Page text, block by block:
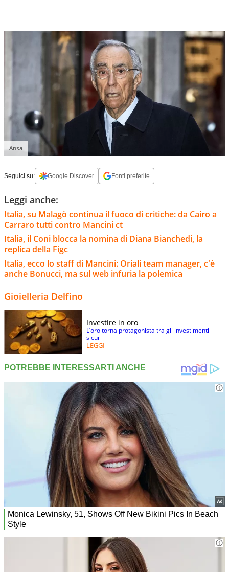
Ansa
Seguici su: Google Discover Fonti preferite
Leggi anche:
Italia, su Malagò continua il fuoco di critiche: da Cairo a
Carraro tutti contro Mancini ct
Italia, il Coni blocca la nomina di Diana Bianchedi, la
replica della Figc
Italia, ecco lo staff di Mancini: Oriali team manager, c'è
anche Bonucci, ma sul web infuria la polemica
Gioielleria Delfino
Investire in oro
L’oro torna protagonista tra gli investimenti
sicuri
LEGGI